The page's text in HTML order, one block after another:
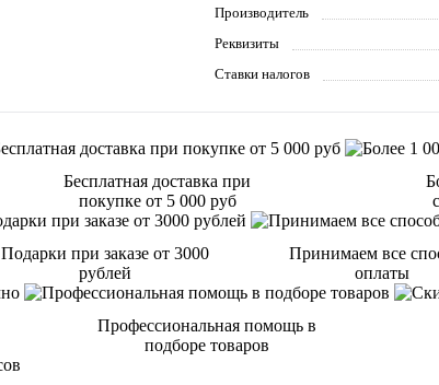
Производитель
Реквизиты
Ставки налогов
Бесплатная доставка при
покупке от 5 000 руб
Подарки при заказе от 3000
рублей
Принимаем все
оплаты
Профессиональная помощь в
подборе товаров